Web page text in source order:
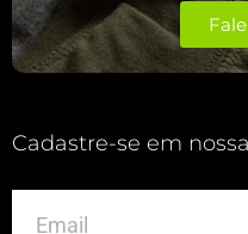
Cadastre-se em